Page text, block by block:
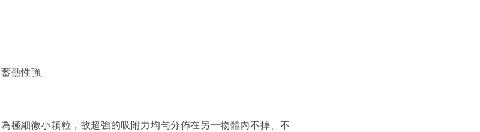
熱性強
極細微小顆粒，故超強的吸附力均勻分佈在另一物體內不掉、不